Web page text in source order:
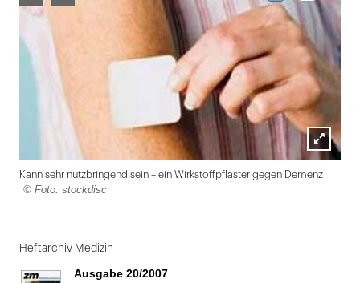
Lightbox
öffnen
Kann sehr nutzbringend sein – ein Wirkstoffpflaster gegen Demenz
© Foto: stockdisc
1
von
Heftarchiv Medizin
Ausgabe 20/2007